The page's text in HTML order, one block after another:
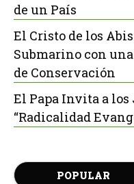
de un País
El Cristo de los
Submarino con
de Conservación
El Papa Invita a
“Radicalidad
POPULAR